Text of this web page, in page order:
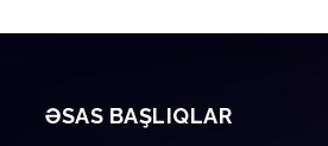
ƏSAS BAŞLIQLAR